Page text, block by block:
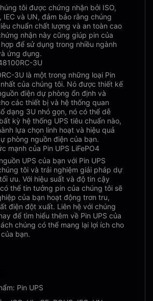
tôi được chứng nhận bởi ISO,
IEC và UN, đảm bảo rằng chúng
chuẩn chất lượng và an toàn cao
nhận này cũng giúp pin của
để sử dụng trong nhiều ngành
ứng dụng.
3U
3U là một trong những loại Pin
của chúng tôi. Nó được thiết kế
điện dự phòng ổn định và
các thiết bị và hệ thống quan
dạng 3U nhỏ gọn, nó có thể dễ
kỳ hệ thống UPS tiêu chuẩn nào,
lựa chọn linh hoạt và hiệu quả
phòng nguồn điện của bạn.
mạnh của Pin UPS LiFePO4
UPS của bạn với Pin UPS
tôi và trải nghiệm giải pháp dự
ưu. Với hiệu suất và độ tin cậy
thể tin tưởng pin của chúng tôi sẽ
của bạn hoạt động trơn tru,
điện đột xuất. Liên hệ với chúng
để tìm hiểu thêm về Pin UPS của
chúng có thể mang lại lợi ích cho
bạn.
Pin UPS